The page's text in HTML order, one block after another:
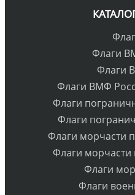
Флаги
Флаги
Флаги ВМФ
Флаги
Флаги
Флаги морчасти
Флаги морчасти
Флаги
Флаги